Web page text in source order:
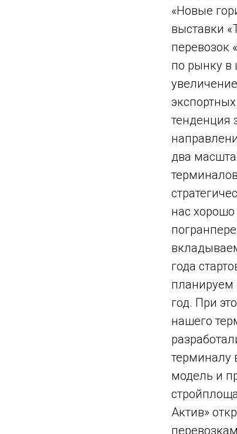
«Новые
выставки
перевозок
по рынку в
тенденция
два
нас
года
планируем
год. При
нашего
терминалу
модель и
Актив»